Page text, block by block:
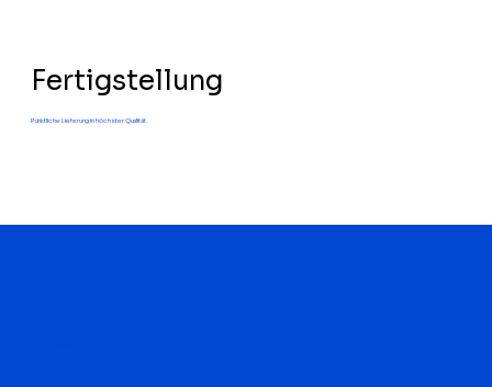
Fertigstellung
Pünktliche Lieferung in höchster Qualität.